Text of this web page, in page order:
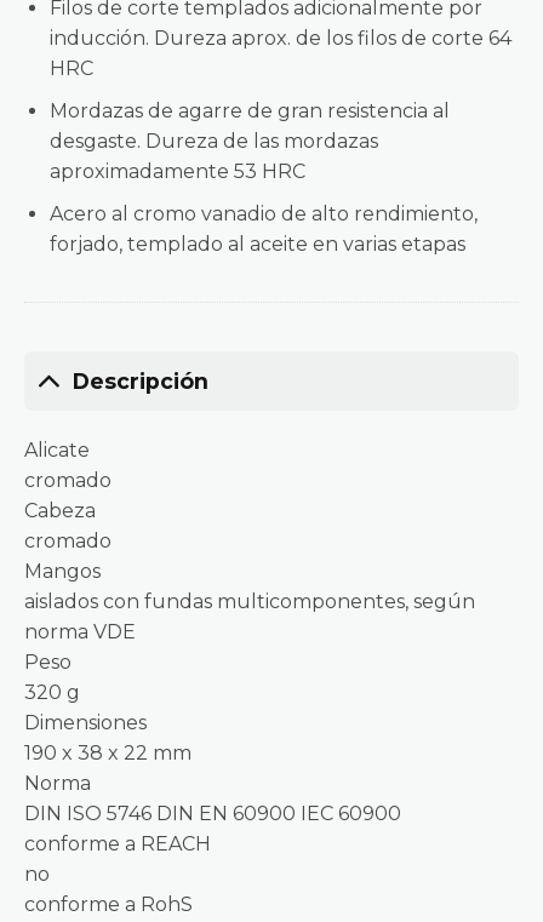
Filos de corte templados adicionalmente por
inducción. Dureza aprox. de los filos de corte 64
HRC
Mordazas de agarre de gran resistencia al
desgaste. Dureza de las mordazas
aproximadamente 53 HRC
Acero al cromo vanadio de alto rendimiento,
forjado, templado al aceite en varias etapas
Descripción
Alicate
cromado
Cabeza
cromado
Mangos
aislados con fundas multicomponentes, según
norma VDE
Peso
320 g
Dimensiones
190 x 38 x 22 mm
Norma
DIN ISO 5746 DIN EN 60900 IEC 60900
conforme a REACH
no
conforme a RohS